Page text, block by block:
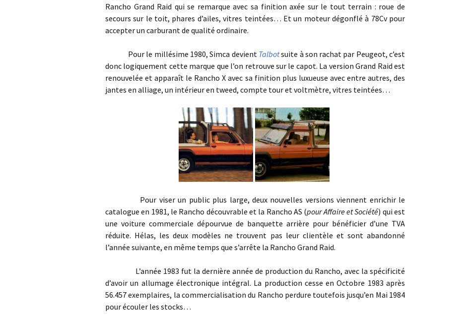
Rancho Grand Raid qui se remarque avec sa finition axée sur le tout terrain : roue de
secours sur le toit, phares d’ailes, vitres teintées… Et un moteur dégonflé à 78Cv pour
accepter un carburant de qualité ordinaire.
Pour le millésime 1980, Simca devient Talbotsuite à son rachat par Peugeot, c’est
donc logiquement cette marque que l’on retrouve sur le capot. La version Grand Raid est
renouvelée et apparaît le Rancho X avec sa finition plus luxueuse avec entre autres, des
jantes en alliage, un intérieur en tweed, compte tour et voltmètre, vitres teintées…
Pour viser un public plus large, deux nouvelles versions viennent enrichir le
catalogue en 1981, le Rancho découvrable et la Rancho AS (pour Affaire et Société) qui est
une voiture commerciale dépourvue de banquette arrière pour bénéficier d’une TVA
réduite. Hélas, les deux modèles ne trouvent pas leur clientèle et sont abandonné
l’année suivante, en même temps que s’arrête la Rancho Grand Raid.
L’année 1983 fut la dernière année de production du Rancho, avec la spécificité
d’avoir un allumage électronique intégral. La production cesse en Octobre 1983 après
56.457 exemplaires, la commercialisation du Rancho perdure toutefois jusqu’en Mai 1984
pour écouler les stocks…